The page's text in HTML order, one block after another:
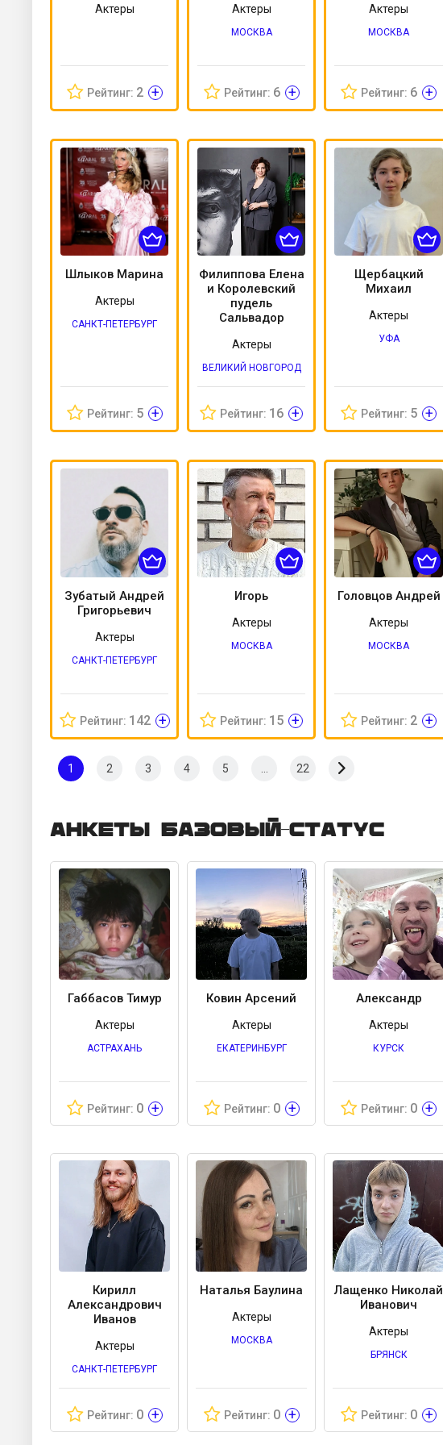
Актеры
Рейтинг: 2 +
Актеры
МОСКВА
Рейтинг: 6 +
Актеры
МОСКВА
Рейтинг: 6 +
Шлыков Марина
Актеры
САНКТ-ПЕТЕРБУРГ
Рейтинг: 5 +
Филиппова Елена
и Королевский
пудель
Сальвадор
Актеры
ВЕЛИКИЙ НОВГОРОД
Рейтинг: 16 +
Щербацкий
Михаил
Актеры
УФА
Рейтинг: 5 +
Зубатый Андрей
Григорьевич
Актеры
САНКТ-ПЕТЕРБУРГ
Рейтинг: 142 +
Игорь
Актеры
МОСКВА
Рейтинг: 15 +
Головцов Андрей
Актеры
МОСКВА
Рейтинг: 2 +
1 2 3 4 5 22
Анкеты Базовый-статус
Габбасов Тимур
Актеры
АСТРАХАНЬ
Рейтинг: 0 +
Ковин Арсений
Актеры
ЕКАТЕРИНБУРГ
Рейтинг: 0 +
Александр
Актеры
КУРСК
Рейтинг: 0 +
Кирилл
Александрович
Иванов
Актеры
САНКТ-ПЕТЕРБУРГ
Рейтинг: 0 +
Наталья Баулина
Актеры
МОСКВА
Рейтинг: 0 +
Лащенко Николай
Иванович
Актеры
БРЯНСК
Рейтинг: 0 +